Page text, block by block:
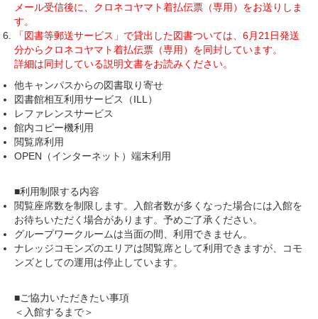
メール受信後に、クロネコヤマト着払伝票（専用）をお送りしま
す。
「図書等郵送サービス」で貸出した図書ついては、6月21日発送
分からクロネコヤマト着払伝票（専用）を同封しています。
詳細は同封している説明文書をお読みください。
他キャンパスからの図書取り寄せ
図書館相互利用サービス（ILL）
レファレンスサービス
館内コピー機利用
閲覧席利用
OPEN（インターネット）端末利用
■利用制限する内容
閲覧座席数を制限します。入館者数が多くなった場合には入館を
お待ちいただく場合があります。予めご了承ください。
グループワークルームは当面の間、利用できません。
ナレッジコモンズのエリアは閲覧席として利用できますが、コモ
ンズとしての運用は停止しています。
■ご協力いただきたい事項
＜入館するまで＞